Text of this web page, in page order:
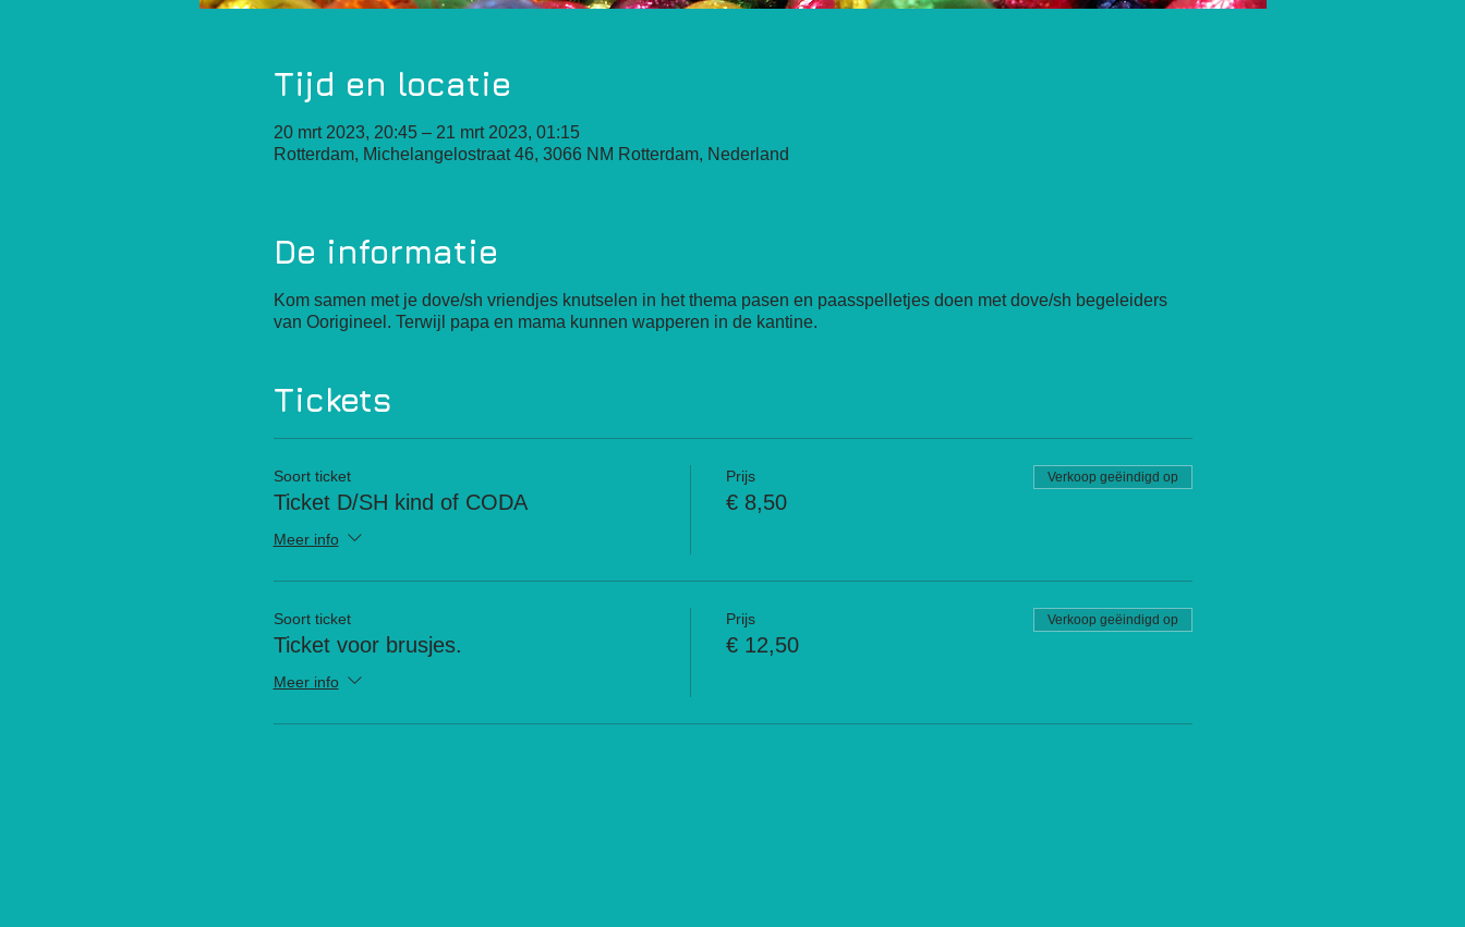
Tijd en locatie
20 mrt 2023, 20:45 – 21 mrt 2023, 01:15
Rotterdam, Michelangelostraat 46, 3066 NM Rotterdam, Nederland
De informatie
Kom samen met je dove/sh vriendjes knutselen in het thema pasen en paasspelletjes doen met dove/sh begeleiders
van Oorigineel. Terwijl papa en mama kunnen wapperen in de kantine.
Tickets
Soort ticket
Ticket D/SH kind of CODA
Meer info
Prijs
€ 8,50
Verkoop geëindigd op
Soort ticket
Ticket voor brusjes.
Meer info
Prijs
€ 12,50
Verkoop geëindigd op